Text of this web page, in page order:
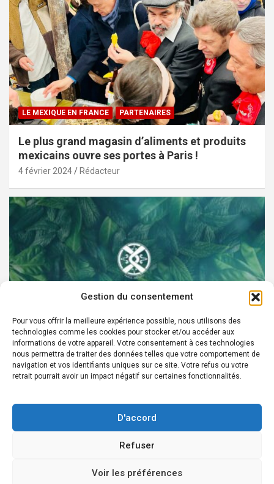
Gestion du consentement
Pour vous offrir la meilleure expérience possible, nous utilisons des
technologies comme les cookies pour stocker et/ou accéder aux
informations de votre appareil. Votre consentement à ces technologies
nous permettra de traiter des données telles que votre comportement de
navigation et vos identifiants uniques sur ce site. Votre refus ou votre
retrait pourrait avoir un impact négatif sur certaines fonctionnalités.
D'accord
Refuser
Voir les préférences
LE MEXIQUE EN FRANCE PARTENAIRES
Le plus grand magasin d’aliments et produits
mexicains ouvre ses portes à Paris !
4 février 2024 Rédacteur
PARTENAIRES
Devenez Ambassadeur XOCHI BOTANICALS –
« El espíritu francés con corazón de México! »
Édition en ligne depuis 2007 - Courriel Infos: